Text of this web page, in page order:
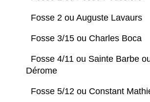
Fosse 2 ou Auguste Lavaurs
Fosse 3/15 ou Charles Boca
Fosse 4/11 ou Sainte Barbe
Dérome
Fosse 5/12 ou Constant